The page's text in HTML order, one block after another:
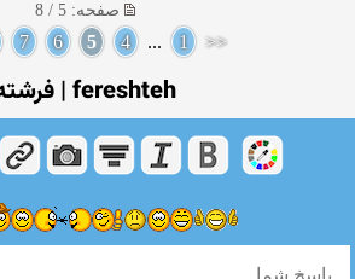
صفحه: 5 / 8
<<
1
...
4
5
6
7
fereshteh | فرشته